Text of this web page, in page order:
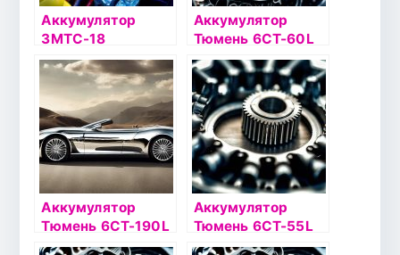
Аккумулятор
3МТС-18
Аккумулятор
Тюмень 6СТ-60L
Asia о/п
Аккумулятор
Тюмень 6СТ-190L
STANDARD конус
Аккумулятор
Тюмень 6СТ-55L
STANDARD п/п